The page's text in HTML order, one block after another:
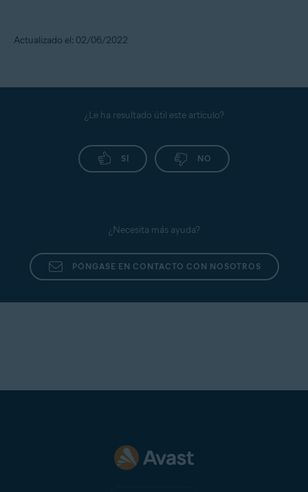
Actualizado el: 02/06/2022
¿Le ha resultado útil este artículo?
SÍ NO
¿Necesita más ayuda?
PÓNGASE EN CONTACTO CON NOSOTROS